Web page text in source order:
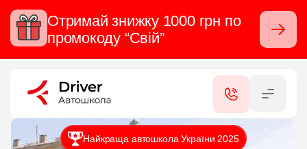
Отримай знижку 1000 грн по
промокоду “Свій”
Закрити
КАТЕГОРІЇ
ПОСЛУГИ Найкраща автошкола України 2025